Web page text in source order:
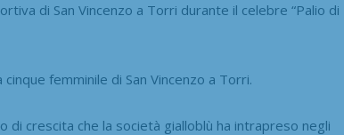
di San Vincenzo a Torri durante il celebre “Palio di
femminile di San Vincenzo a Torri.
crescita che la società gialloblù ha intrapreso negli